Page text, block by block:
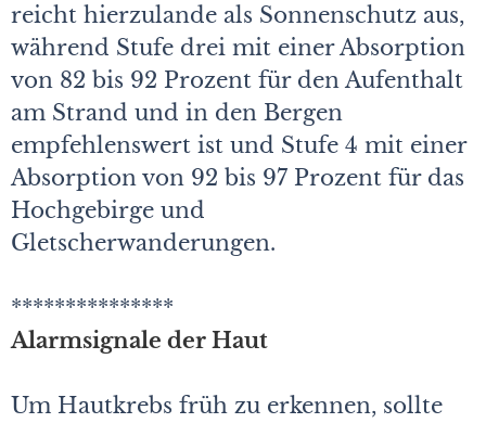
reicht hierzulande als Sonnenschutz aus,
während Stufe drei mit einer Absorption
von 82 bis 92 Prozent für den Aufenthalt
am Strand und in den Bergen
empfehlenswert ist und Stufe 4 mit einer
Absorption von 92 bis 97 Prozent für das
Hochgebirge und
Gletscherwanderungen.
***************
Alarmsignale der Haut
Um Hautkrebs früh zu erkennen, sollte